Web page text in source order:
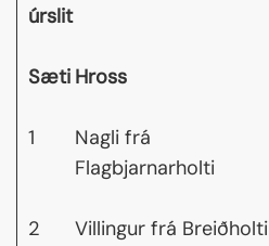
úrslit
Sæti Hross
1
Nagli frá
Flagbjarnarholti
2
Villingur frá Breiðholti